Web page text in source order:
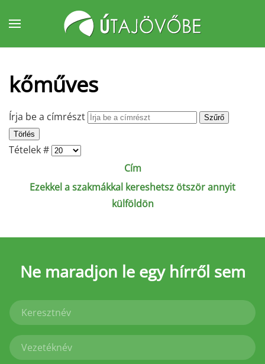
Fő tartalom átugrása
kőműves
Írja be a címrészt
Szűrő
Törlés
Tételek #
Cím
Ezekkel a szakmákkal kereshetsz ötször annyit
külföldön
Ne maradjon le egy hírről sem